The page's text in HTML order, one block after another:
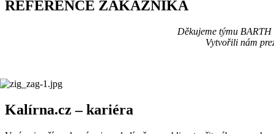
REFERENCE ZÁKAZNÍKA
Děkujeme týmu
Vytvořili nám
Kalírna.cz – kariéra